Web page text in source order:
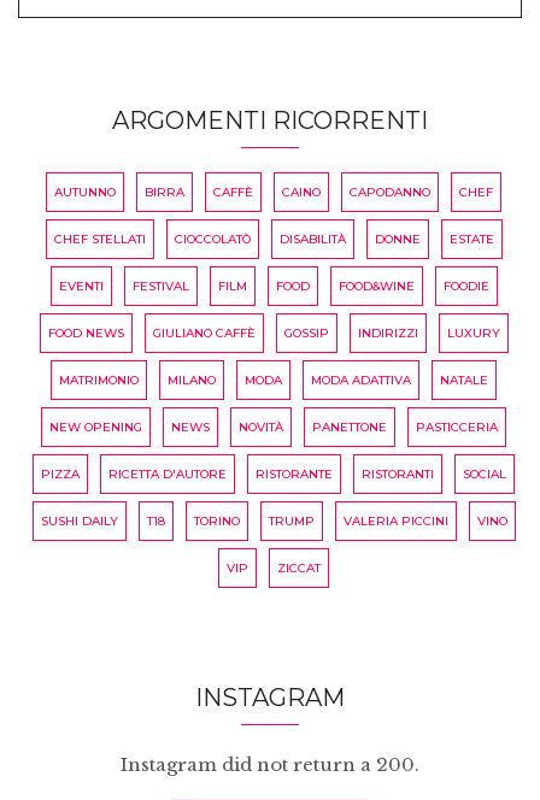
ARGOMENTI RICORRENTI
AUTUNNO BIRRA CAFFÈ CAINO CAPODANNO CHEF
CHEF STELLATI CIOCCOLATÒ DISABILITÀ DONNE ESTATE
EVENTI FESTIVAL FILM FOOD FOOD&WINE FOODIE
FOOD NEWS GIULIANO CAFFÈ GOSSIP INDIRIZZI LUXURY
MATRIMONIO MILANO MODA MODA ADATTIVA NATALE
NEW OPENING NEWS NOVITÀ PANETTONE PASTICCERIA
PIZZA RICETTA D'AUTORE RISTORANTE RISTORANTI SOCIAL
SUSHI DAILY T18 TORINO TRUMP VALERIA PICCINI VINO
VIP ZICCAT
INSTAGRAM
Instagram did not return a 200.